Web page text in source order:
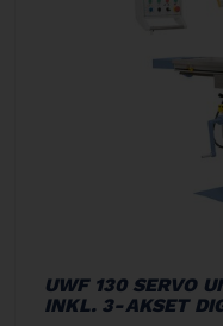
UWF 130 SERVO
INKL. 3-AKSET